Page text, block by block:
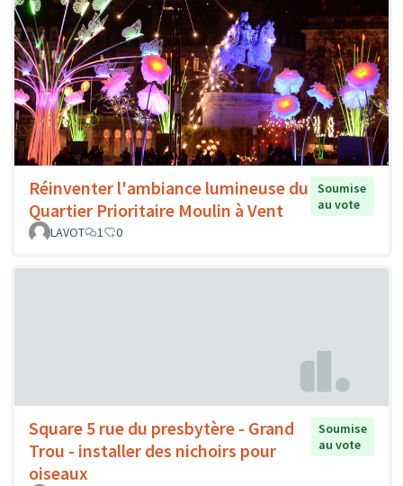
Réinventer l'ambiance lumineuse du
Quartier Prioritaire Moulin à Vent
Soumise
au vote
LAVOT
1 0
Square 5 rue du presbytère - Grand
Trou - installer des nichoirs pour
oiseaux
Soumise
au vote